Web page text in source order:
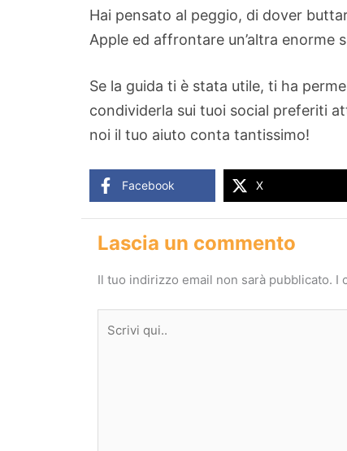
Hai pensato al peggio, di dover
Apple ed affrontare un’altra enorme
Se la guida ti è stata utile, ti ha
condividerla sui tuoi social preferiti
noi il tuo aiuto conta tantissimo!
Facebook X
Lascia un commento
Il tuo indirizzo email non sarà pubblicato. I